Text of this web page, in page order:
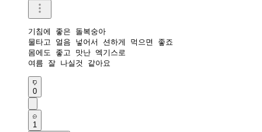
기침에 좋은 돌복숭아
물타고 얼음 넣어서 션하게 먹으면 좋죠
몸에도 좋고 맛난 엑기스로
여름 잘 나실것 같아요
0
1